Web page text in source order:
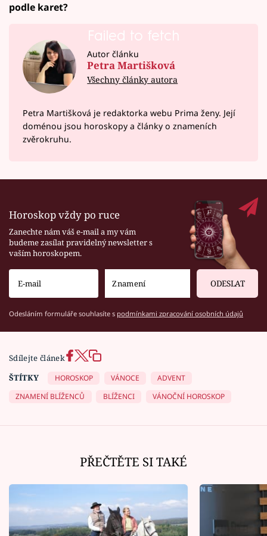
podle karet?
Failed to fetch
Autor článku
Petra Martišková
Všechny články autora
Petra Martišková je redaktorka webu Prima ženy. Její
doménou jsou horoskopy a články o znameních
zvěrokruhu.
Horoskop vždy po ruce
Zanechte nám váš e-mail a my vám
budeme zasílat pravidelný newsletter s
vaším horoskopem.
ODESLAT
Odesláním formuláře souhlasíte s podmínkami zpracování osobních údajů
Sdílejte článek
ŠTÍTKY
HOROSKOP VÁNOCE
ADVENT
ZNAMENÍ BLÍŽENCŮ
BLÍŽENCI VÁNOČNÍ HOROSKOP
PŘEČTĚTE SI TAKÉ